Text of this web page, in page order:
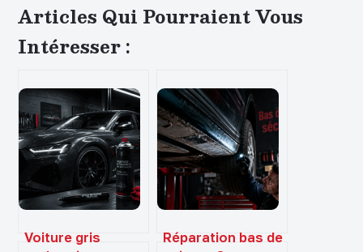
Articles Qui Pourraient Vous
Intéresser :
Voiture gris
Réparation bas de